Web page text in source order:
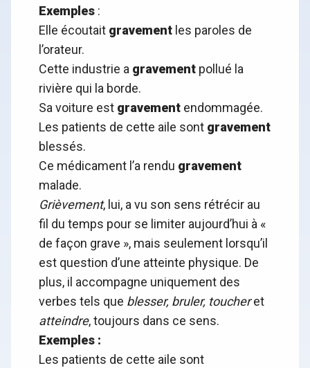
Exemples :
Elle écoutait gravement les paroles de
l’orateur.
Cette industrie a gravement pollué la
rivière qui la borde.
Sa voiture est gravement endommagée.
Les patients de cette aile sont gravement
blessés.
Ce médicament l’a rendu gravement
malade.
Grièvement, lui, a vu son sens rétrécir au
fil du temps pour se limiter aujourd’hui à «
de façon grave », mais seulement lorsqu’il
est question d’une atteinte physique. De
plus, il accompagne uniquement des
verbes tels que blesser, bruler, toucheret
atteindre, toujours dans ce sens.
Exemples :
Les patients de cette aile sont